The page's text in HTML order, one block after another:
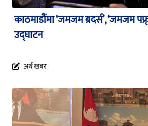
काठमाडौंमा ‘जमजम ब्रदर्स’, ‘जमजम
उद्घाटन
अर्थ खबर